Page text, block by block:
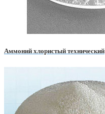
Аммоний хлористый технический